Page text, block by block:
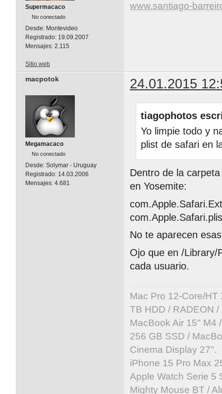
Supermacaco
No conectado
Desde: Montevideo
Registrado: 19.09.2007
Mensajes: 2.115
www.santiago-
Sitio web
macpotok 24.01.2015
Megamacaco
No conectado
Desde: Solymar - Uruguay
Registrado: 14.03.2006
Mensajes: 4.681
tiagophotos
Yo limpie todo y
plist de safari en
Dentro de la
en Yosemite:
No te aparecen
Ojo que en /Library/
cada usuario.
Mac Pro 12-Core/
TB HDD / RADEON
MacBook Air 15" M4
256 GB SSD /
Cinema Display 27".
iPhone 15 Pro Max
Apple Watch Serie 5
Mighty Mouse BT /